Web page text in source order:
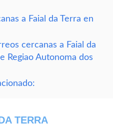
a Faial da Terra en
cercanas a Faial da
Regiao Autonoma dos
TERRA